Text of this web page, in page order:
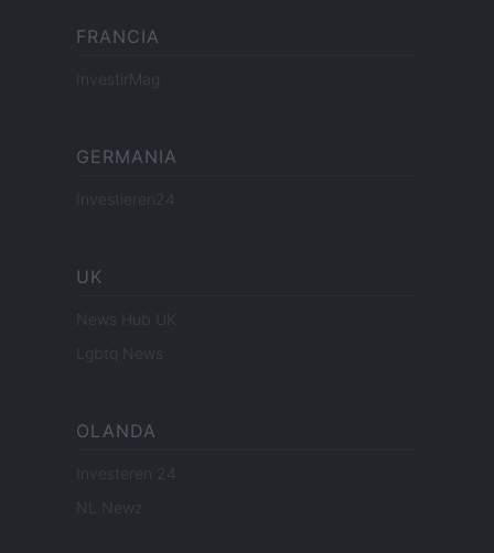
FRANCIA
InvestirMag
GERMANIA
Investieren24
UK
News Hub UK
Lgbtq News
OLANDA
Investeren 24
NL Newz